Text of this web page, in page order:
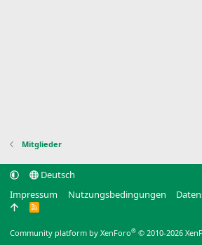
Mitglieder
Deutsch
Impressum
Nutzungsbedingungen
R
Community platform by XenForo® © 2010-2026